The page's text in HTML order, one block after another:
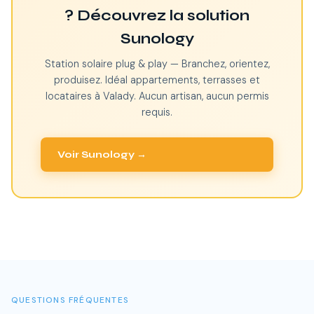
? Découvrez la solution
Sunology
Station solaire plug & play — Branchez, orientez,
produisez. Idéal appartements, terrasses et
locataires à Valady. Aucun artisan, aucun permis
requis.
Voir Sunology →
QUESTIONS FRÉQUENTES